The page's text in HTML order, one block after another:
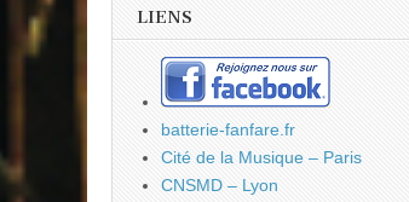
LIENS
batterie-fanfare.fr
Cité de la Musique – Paris
CNSMD – Lyon